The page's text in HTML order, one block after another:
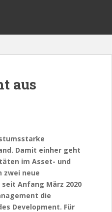
aus
Damit einher geht
im Asset- und
zwei neue
Anfang März 2020
die
Development. Für